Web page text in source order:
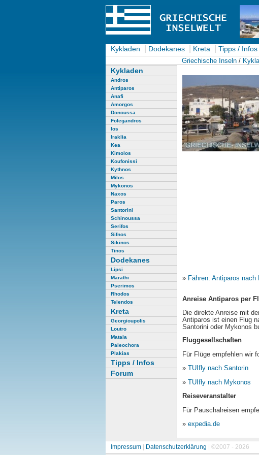
Kykladen Dodekanes Kreta Tipps / Infos
Griechische Inseln /
Kykladen
Andros
Antiparos
Anafi
Amorgos
Donoussa
Folegandros
Ios
Iraklia
Kea
Kimolos
Koufonissi
Kythnos
Milos
Mykonos
Naxos
Paros
Santorini
Schinoussa
Serifos
Sifnos
Sikinos
Tinos
Dodekanes
Lipsi
Marathi
Pserimos
Rhodos
Telendos
Kreta
Georgioupolis
Loutro
Matala
Paleochora
Plakias
Tipps / Infos
Forum
» Fähren: Antiparos nach
Anreise Antiparos per
Die direkte Anreise mit
Antiparos ist einen Flug
Santorini oder Mykonos
Fluggesellschaften
Für Flüge empfehlen wir
» TUIfly nach Santorin
» TUIfly nach Mykonos
Reiseveranstalter
Für Pauschalreisen
» expedia.de
Impressum | Datenschutzerklärung | ©2007 - 2026